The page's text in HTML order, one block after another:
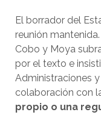
El borrador del
reunión
Cobo y Moya
por el texto e
Administraciones
colaboración con
propio o una